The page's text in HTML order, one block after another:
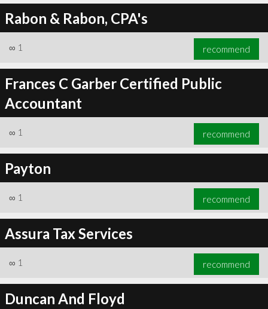
Rabon & Rabon, CPA's
∞ 1 recommend
Frances C Garber Certified Public
Accountant
∞ 1 recommend
Payton
∞ 1 recommend
Assura Tax Services
∞ 1 recommend
Duncan And Floyd